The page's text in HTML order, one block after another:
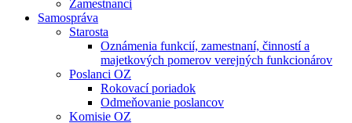
Zamestnanci
Samospráva
Starosta
Oznámenia funkcií, zamestnaní, činností a
majetkových pomerov verejných funkcionárov
Poslanci OZ
Rokovací poriadok
Odmeňovanie poslancov
Komisie OZ